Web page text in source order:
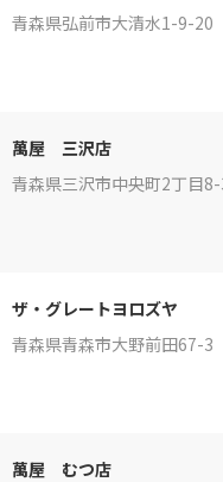
青森県弘前市大清水1-9-20
萬屋 三沢店
青森県三沢市中央町2丁目
ザ・グレートヨロズヤ
青森県青森市大野前田67-3
萬屋 むつ店